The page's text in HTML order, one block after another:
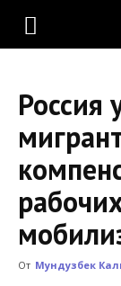
KLOOP.KG
Новости
Кыргызстана
Россия
От Мундузбек